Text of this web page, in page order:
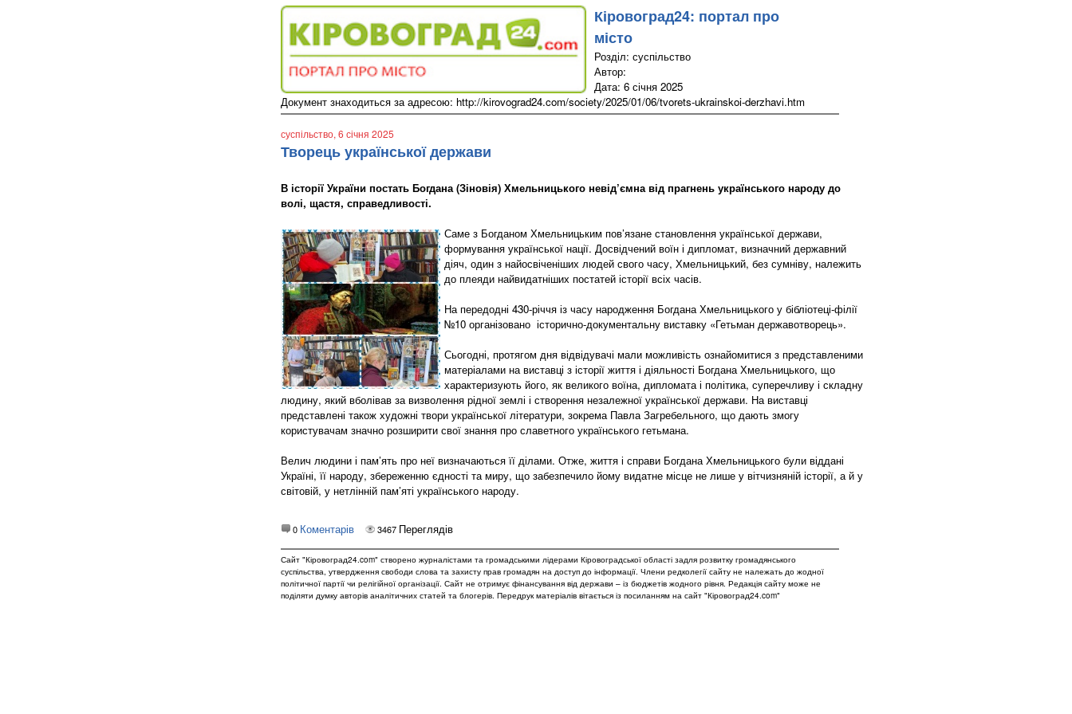
Кіровоград24: портал про
місто
Розділ: суспільство
Автор:
Дата: 6 січня 2025
Документ знаходиться за адресою: http://kirovograd24.com/society/2025/01/06/tvorets-ukrainskoi-derzhavi.htm
суспільство, 6 січня 2025
Творець української держави
В історії України постать Богдана (Зіновія) Хмельницького невід’ємна від прагнень українського народу до
волі, щастя, справедливості.
Саме з Богданом Хмельницьким пов’язане становлення української держави,
формування української нації. Досвідчений воїн і дипломат, визначний державний
діяч, один з найосвіченіших людей свого часу, Хмельницький, без сумніву, належить
до плеяди найвидатніших постатей історії всіх часів.
На передодні 430-річчя із часу народження Богдана Хмельницького у бібліотеці-філії
№10 організовано історично-документальну виставку «Гетьман державотворець».
Сьогодні, протягом дня відвідувачі мали можливість ознайомитися з представленими
матеріалами на виставці з історії життя і діяльності Богдана Хмельницького, що
характеризують його, як великого воїна, дипломата і політика, суперечливу і складну
людину, який вболівав за визволення рідної землі і створення незалежної української держави. На виставці
представлені також художні твори української літератури, зокрема Павла Загребельного, що дають змогу
користувачам значно розширити свої знання про славетного українського гетьмана.
Велич людини і пам’ять про неї визначаються її ділами. Отже, життя і справи Богдана Хмельницького були віддані
Україні, її народу, збереженню єдності та миру, що забезпечило йому видатне місце не лише у вітчизняній історії, а й у
світовій, у нетлінній пам’яті українського народу.
0 Коментарів 3467 Переглядів
Сайт "Кіровоград24.com" створено журналістами та громадськими лідерами Кіровоградської області задля розвитку громадянського
суспільства, утвердження свободи слова та захисту прав громадян на доступ до інформації. Члени редколегії сайту не належать до жодної
політичної партії чи релігійної організації. Сайт не отримує фінансування від держави – із бюджетів жодного рівня. Редакція сайту може не
поділяти думку авторів аналітичних статей та блогерів. Передрук матеріалів вітається із посиланням на сайт "Кіровоград24.com"